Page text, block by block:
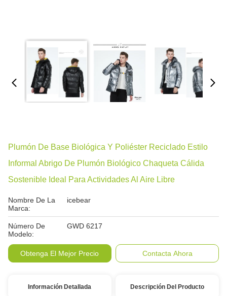
Plumón De Base Biológica Y Poliéster Reciclado Estilo
Informal Abrigo De Plumón Biológico Chaqueta Cálida
Sostenible Ideal Para Actividades Al Aire Libre
Nombre De La
Marca:
icebear
Número De
Modelo:
GWD 6217
Obtenga El Mejor Precio Contacta Ahora
Información Detallada Descripción Del Producto